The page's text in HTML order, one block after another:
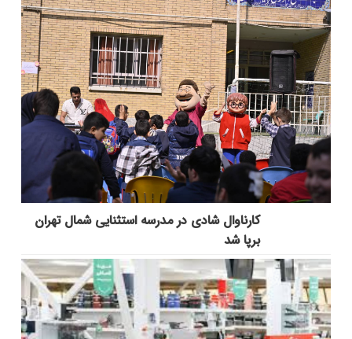
کارناوال شادی در مدرسه استثنایی شمال تهران
برپا شد